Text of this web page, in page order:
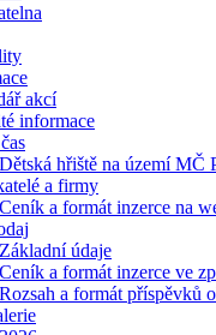
akcí
informace
Dětská hřiště na území MČ
a firmy
Ceník a formát inzerce na
Základní údaje
Ceník a formát inzerce ve
Rozsah a formát příspěvků